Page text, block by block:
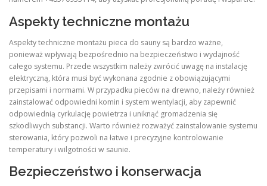
Aspekty techniczne montażu
Aspekty techniczne montażu pieca do sauny są bardzo ważne,
ponieważ wpływają bezpośrednio na bezpieczeństwo i wydajność
całego systemu. Przede wszystkim należy zwrócić uwagę na instalację
elektryczną, która musi być wykonana zgodnie z obowiązującymi
przepisami i normami. W przypadku pieców na drewno, należy również
zainstalować odpowiedni komin i system wentylacji, aby zapewnić
odpowiednią cyrkulację powietrza i uniknąć gromadzenia się
szkodliwych substancji. Warto również rozważyć zainstalowanie systemu
sterowania, który pozwoli na łatwe i precyzyjne kontrolowanie
temperatury i wilgotności w saunie.
Bezpieczeństwo i konserwacja